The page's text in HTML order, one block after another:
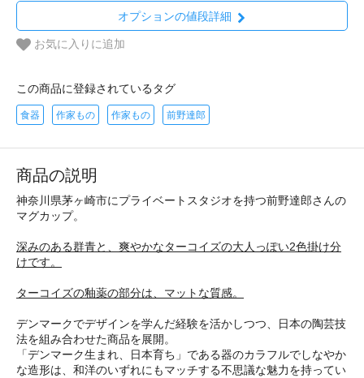
オプションの値段詳細
お気に入りに追加
この商品に登録されているタグ
食器 作家もの 作家もの 前野達郎
商品の説明
神奈川県茅ヶ崎市にプライベートスタジオを持つ前野達郎さんの
マグカップ。
深みのある群青と、爽やかなターコイズの大人っぽい2色掛け分
けです。
ターコイズの釉薬の部分は、マットな質感。
デンマークでデザインを学んだ経験を活かしつつ、日本の陶芸技
法を組み合わせた商品を展開。
「デンマーク生まれ、日本育ち」である器のカラフルでしなやか
な造形は、和洋のいずれにもマッチする不思議な魅力を持ってい